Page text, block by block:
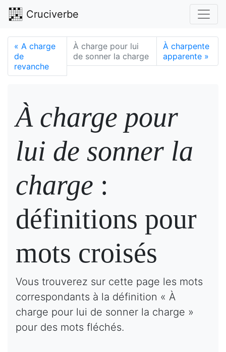
Cruciverbe
« A charge
de
revanche
À charge pour lui
de sonner la charge
À charpente
apparente »
À charge pour
lui de sonner la
charge :
définitions pour
mots croisés
Vous trouverez sur cette page les mots
correspondants à la définition « À
charge pour lui de sonner la charge »
pour des mots fléchés.